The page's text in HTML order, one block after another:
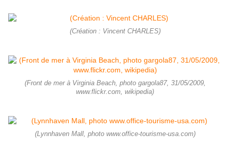
(Création : Vincent CHARLES)
(Front de mer à Virginia Beach, photo gargola87, 31/05/2009,
www.flickr.com, wikipedia)
(Lynnhaven Mall, photo www.office-tourisme-usa.com)